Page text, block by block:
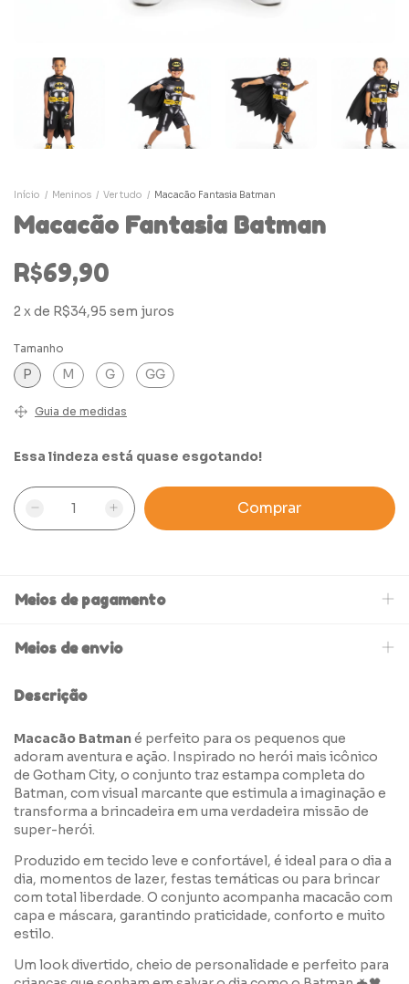
Início / Meninos / Ver tudo / Macacão Fantasia Batman
Macacão Fantasia Batman
R$69,90
2xde R$34,95 sem juros
Tamanho
P M G GG
Guia de medidas
Essa lindeza está quase esgotando!
Meios de pagamento
Meios de envio
Descrição
Macacão Batmané perfeito para os pequenos que
adoram aventura e ação. Inspirado no herói mais icônico
de Gotham City, o conjunto traz estampa completa do
Batman, com visual marcante que estimula a imaginação e
transforma a brincadeira em uma verdadeira missão de
super-herói.
Produzido em tecido leve e confortável, é ideal para o dia a
dia, momentos de lazer, festas temáticas ou para brincar
com total liberdade. O conjunto acompanha macacão com
capa e máscara, garantindo praticidade, conforto e muito
estilo.
Um look divertido, cheio de personalidade e perfeito para